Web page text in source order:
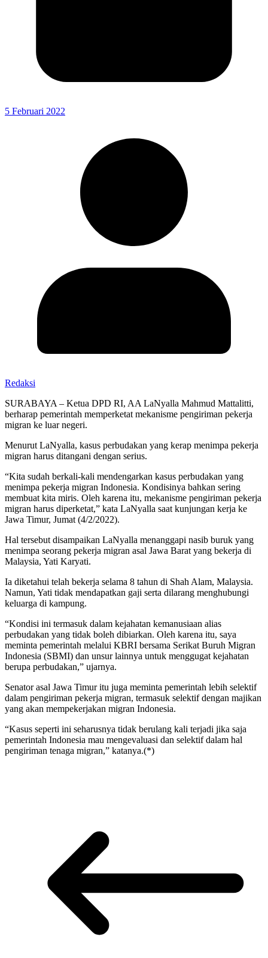
5 Februari 2022
Redaksi
SURABAYA – Ketua DPD RI, AA LaNyalla Mahmud Mattalitti,
berharap pemerintah memperketat mekanisme pengiriman pekerja
migran ke luar negeri.
Menurut LaNyalla, kasus perbudakan yang kerap menimpa pekerja
migran harus ditangani dengan serius.
“Kita sudah berkali-kali mendengarkan kasus perbudakan yang
menimpa pekerja migran Indonesia. Kondisinya bahkan sering
membuat kita miris. Oleh karena itu, mekanisme pengiriman pekerja
migran harus diperketat,” kata LaNyalla saat kunjungan kerja ke
Jawa Timur, Jumat (4/2/2022).
Hal tersebut disampaikan LaNyalla menanggapi nasib buruk yang
menimpa seorang pekerja migran asal Jawa Barat yang bekerja di
Malaysia, Yati Karyati.
Ia diketahui telah bekerja selama 8 tahun di Shah Alam, Malaysia.
Namun, Yati tidak mendapatkan gaji serta dilarang menghubungi
keluarga di kampung.
“Kondisi ini termasuk dalam kejahatan kemanusiaan alias
perbudakan yang tidak boleh dibiarkan. Oleh karena itu, saya
meminta pemerintah melalui KBRI bersama Serikat Buruh Migran
Indonesia (SBMI) dan unsur lainnya untuk menggugat kejahatan
berupa perbudakan,” ujarnya.
Senator asal Jawa Timur itu juga meminta pemerintah lebih selektif
dalam pengiriman pekerja migran, termasuk selektif dengan majikan
yang akan mempekerjakan migran Indonesia.
“Kasus seperti ini seharusnya tidak berulang kali terjadi jika saja
pemerintah Indonesia mau mengevaluasi dan selektif dalam hal
pengiriman tenaga migran,” katanya.(*)